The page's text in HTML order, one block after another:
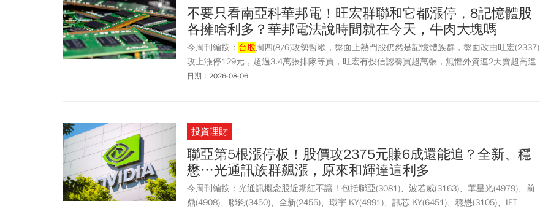
不要只看南亞科華邦電！旺宏群聯和它都漲停，8記憶體股
各擁啥利多？華邦電法說時間就在今天，牛肉大塊嗎
今周刊編按： 台股周四(8/6)攻勢暫歇，盤面上熱門股仍然是記憶體族群，盤面改由旺宏(2337)
攻上漲停129元，超過3.4萬張排隊等買，旺宏有投信認養買超萬張，無懼外資連2天賣超高達
3.9萬張。而群聯(8299)也發威，2025元鎖住漲停，主要是執行長潘健成以實際行動力挺自家
華強北市場最新1周DRAM報價更勁揚14%，出現今年以來罕見的急漲行情，外界多認為，南亞
科、華邦電、威剛(3260)、創見(2451)、十銓(4967)、宇瞻(8271)等後市不看淡，反映在股價
上，威剛周四上漲6%喜迎逾半根停板，創見漲逾3%，十銓逾4.5%，宇瞻更是觸及漲停價
249.5元。
日期：2026-08-06
投資理財
聯亞第5根漲停板！股價攻2375元賺6成還能追？全新、穩
懋…光通訊族群飆漲，原來和輝達這利多
今周刊編按：光通訊概念股近期紅不讓！包括聯亞(3081)、波若威(3163)、華星光(4979)、前
鼎(4908)、聯鈞(3450)、全新(2455)、環宇-KY(4991)、訊芯-KY(6451)、穩懋(3105)、IET-